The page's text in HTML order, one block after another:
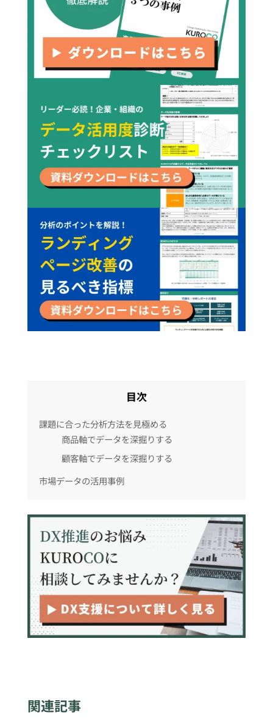
目次
課題に合った分析方法を見極める
商品軸でデータを深掘りする
顧客軸でデータを深掘りする
市場データの活用事例
関連記事